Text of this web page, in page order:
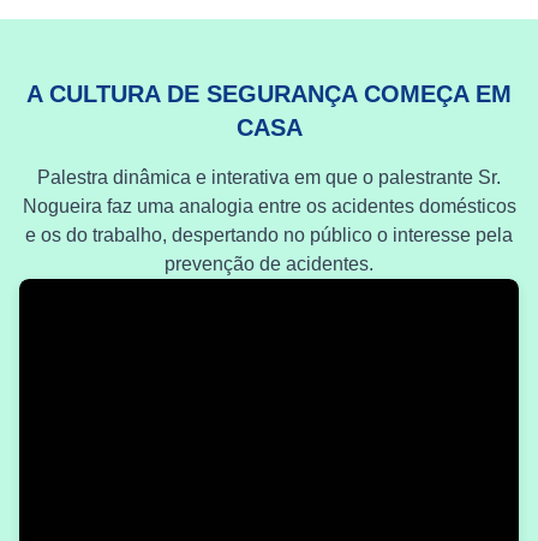
A CULTURA DE SEGURANÇA COMEÇA EM
CASA
Palestra dinâmica e interativa em que o palestrante Sr.
Nogueira faz uma analogia entre os acidentes domésticos
e os do trabalho, despertando no público o interesse pela
prevenção de acidentes.